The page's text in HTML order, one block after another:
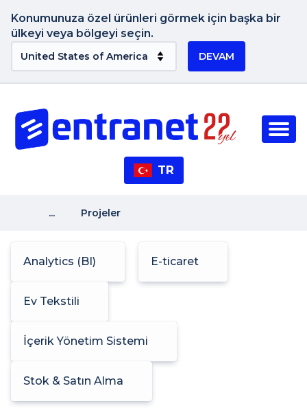
Konumunuza özel ürünleri görmek için başka bir
ülkeyi veya bölgeyi seçin.
DEVAM
TR
... Projeler
Analytics (BI) E-ticaret
Ev Tekstili
İçerik Yönetim Sistemi
Stok & Satın Alma